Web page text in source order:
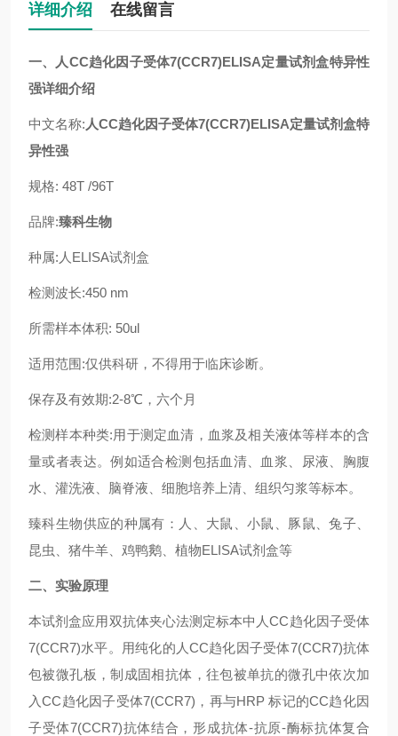
详细介绍 在线留言
一、人CC趋化因子受体7(CCR7)ELISA定量试剂盒特异性
强详细介绍
中文名称: 人CC趋化因子受体7(CCR7)ELISA定量试剂盒特
异性强
规格: 48T /96T
品牌:臻科生物
种属:人ELISA试剂盒
检测波长:450 nm
所需样本体积: 50ul
适用范围:仅供科研，不得用于临床诊断。
保存及有效期:2-8℃，六个月
检测样本种类:用于测定血清，血浆及相关液体等样本的含
量或者表达。例如适合检测包括血清、血浆、尿液、胸腹
水、灌洗液、脑脊液、细胞培养上清、组织匀浆等标本。
臻科生物供应的种属有：人、大鼠、小鼠、豚鼠、兔子、
昆虫、猪牛羊、鸡鸭鹅、植物ELISA试剂盒等
二、实验原理
本试剂盒应用双抗体夹心法测定标本中人CC趋化因子受体
7(CCR7)水平。用纯化的人CC趋化因子受体7(CCR7)抗体
包被微孔板，制成固相抗体，往包被单抗的微孔中依次加
入CC趋化因子受体7(CCR7)，再与HRP 标记的CC趋化因
子受体7(CCR7)抗体结合，形成抗体-抗原-酶标抗体复合